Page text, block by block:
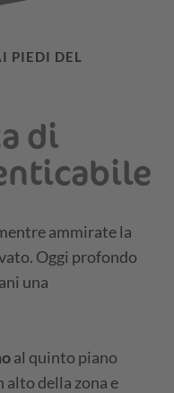
PIEDI DEL
di
ammirate la
Oggi profondo
una
al quinto piano
alto della zona e